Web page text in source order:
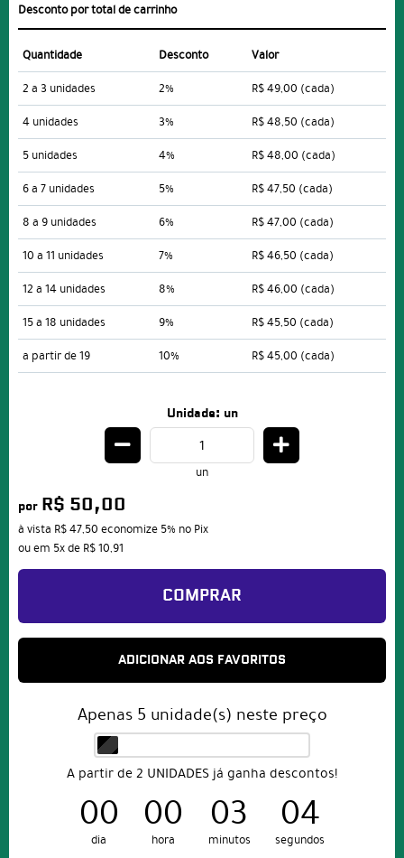
Desconto por total de carrinho
Quantidade Desconto
Valor
2 a 3 unidades
2% R$ 49,00 (cada)
4 unidades
3% R$ 48,50 (cada)
5 unidades
4% R$ 48,00 (cada)
6 a 7 unidades
5% R$ 47,50 (cada)
8 a 9 unidades
6% R$ 47,00 (cada)
10 a 11 unidades
7% R$ 46,50 (cada)
12 a 14 unidades
8% R$ 46,00 (cada)
15 a 18 unidades
9% R$ 45,50 (cada)
a partir de 19
10% R$ 45,00 (cada)
Unidade: un
un
por R$ 50,00
à vista R$ 47,50 economize 5% no Pix
ou em 5xde R$ 10,91
COMPRAR
ADICIONAR AOS FAVORITOS
Apenas 5 unidade(s) neste preço
A partir de 2 UNIDADES já ganha descontos!
00
dia
00
hora
03
minutos
03
segundos